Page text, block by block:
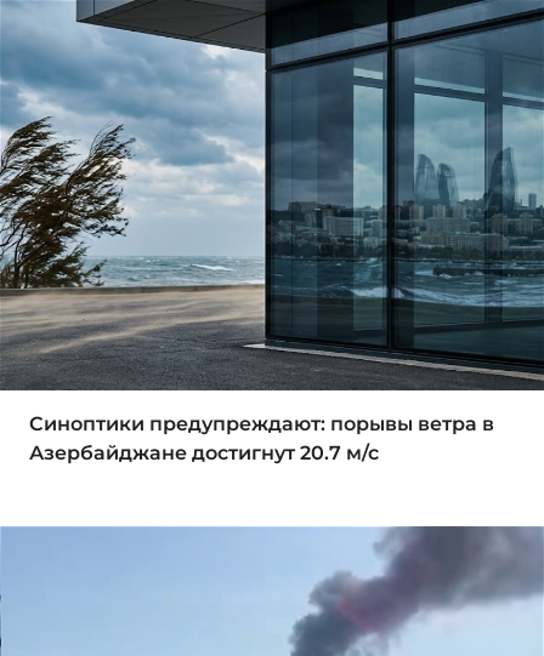
Синоптики предупреждают: порывы ветра в
Азербайджане достигнут 20.7 м/с